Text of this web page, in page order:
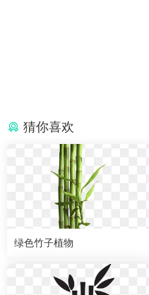
猜你喜欢
绿色竹子植物